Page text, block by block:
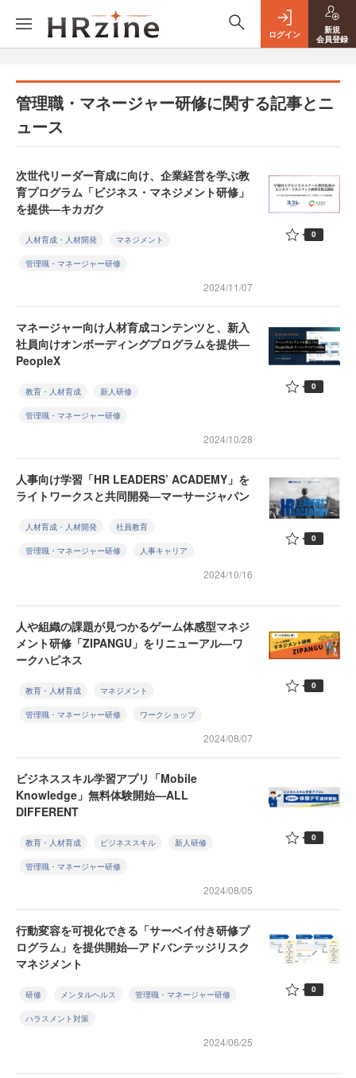
ログイン
新規
会員登録
管理職・マネージャー研修に関する記事とニ
ュース
次世代リーダー育成に向け、企業経営を学ぶ教
育プログラム「ビジネス・マネジメント研修」
を提供—キカガク
人材育成・人材開発 マネジメント
管理職・マネージャー研修
2024/11/07
0
マネージャー向け人材育成コンテンツと、新入
社員向けオンボーディングプログラムを提供—
PeopleX
教育・人材育成 新人研修
管理職・マネージャー研修
2024/10/28
0
人事向け学習「HR LEADERS’ ACADEMY」を
ライトワークスと共同開発—マーサージャパン
人材育成・人材開発 社員教育
管理職・マネージャー研修 人事キャリア
2024/10/16
0
人や組織の課題が見つかるゲーム体感型マネジ
メント研修「ZIPANGU」をリニューアル—ワ
ークハピネス
教育・人材育成 マネジメント
管理職・マネージャー研修 ワークショップ
2024/08/07
0
ビジネススキル学習アプリ「Mobile
Knowledge」無料体験開始—ALL
DIFFERENT
教育・人材育成 ビジネススキル 新人研修
管理職・マネージャー研修
2024/08/05
0
行動変容を可視化できる「サーベイ付き研修プ
ログラム」を提供開始—アドバンテッジリスク
マネジメント
研修 メンタルヘルス 管理職・マネージャー研修
ハラスメント対策
2024/06/25
0